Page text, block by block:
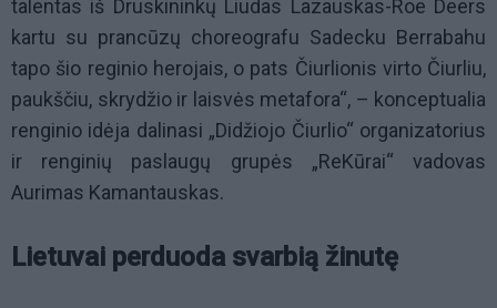
talentas iš Druskininkų Liudas Lazauskas-Roe Deers
kartu su prancūzų choreografu Sadecku Berrabahu
tapo šio reginio herojais, o pats Čiurlionis virto Čiurliu,
paukščiu, skrydžio ir laisvės metafora“, – konceptualia
renginio idėja dalinasi „Didžiojo Čiurlio“ organizatorius
ir renginių paslaugų grupės „ReKūrai“ vadovas
Aurimas Kamantauskas.
Lietuvai perduoda svarbią žinutę